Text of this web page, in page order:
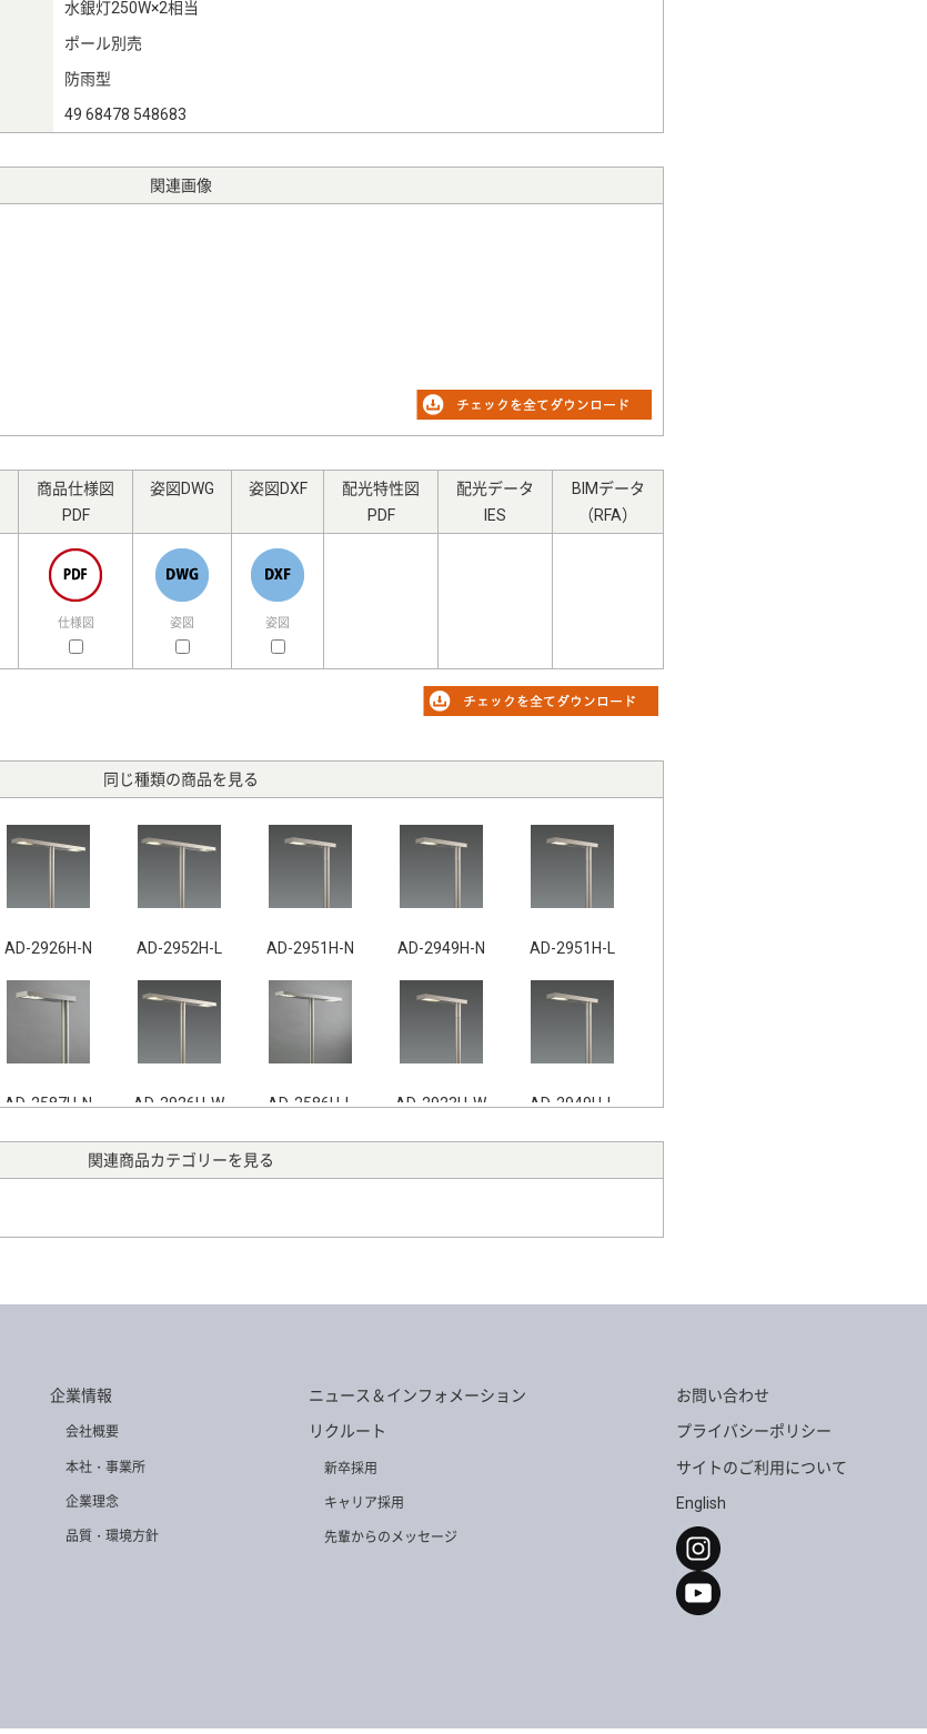
水銀灯250W×2相当
ポール別売
防雨型
49 68478 548683
関連画像
商品仕様図
PDF
姿図DWG 姿図DXF
配光特性図
PDF
配光データ
IES
BIMデータ
（RFA）
仕様図 姿図 姿図
同じ種類の商品を見る
AD-2926H-N AD-2952H-L AD-2951H-N AD-2949H-N AD-2951H-L
AD-2587H-N AD-2926H-W AD-2586H-L AD-2923H-W AD-2949H-L
関連商品カテゴリーを見る
企業情報
会社概要
本社・事業所
企業理念
品質・環境方針
ニュース＆インフォメーション
リクルート
新卒採用
キャリア採用
先輩からのメッセージ
お問い合わせ
プライバシーポリシー
サイトのご利用について
English